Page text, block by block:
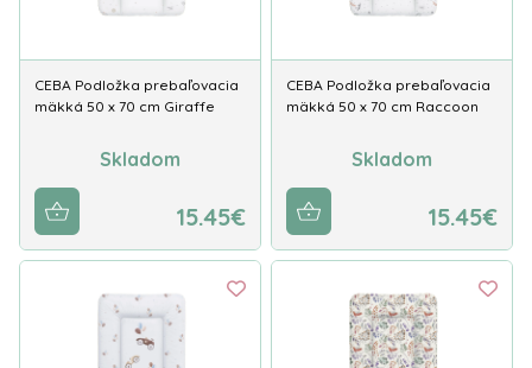
CEBA Podložka prebaľovacia
mäkká 50 x 70 cm Giraffe
Skladom
15.45€
CEBA Podložka prebaľovacia
mäkká 50 x 70 cm Raccoon
Skladom
15.45€